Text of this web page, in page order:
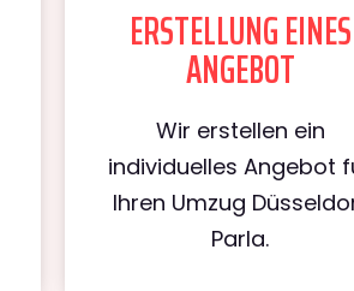
ERSTELLUNG EINES
ANGEBOT
Wir erstellen ein
individuelles Angebot
Ihren Umzug
Parla.